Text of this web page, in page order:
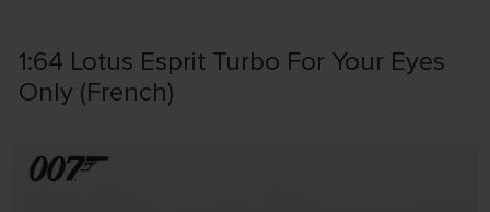
1:64 Lotus Esprit Turbo For Your Eyes
Only (French)